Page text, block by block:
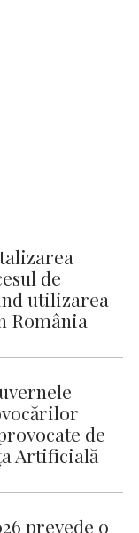
de
utilizarea
România
de
Artificială
prevede o